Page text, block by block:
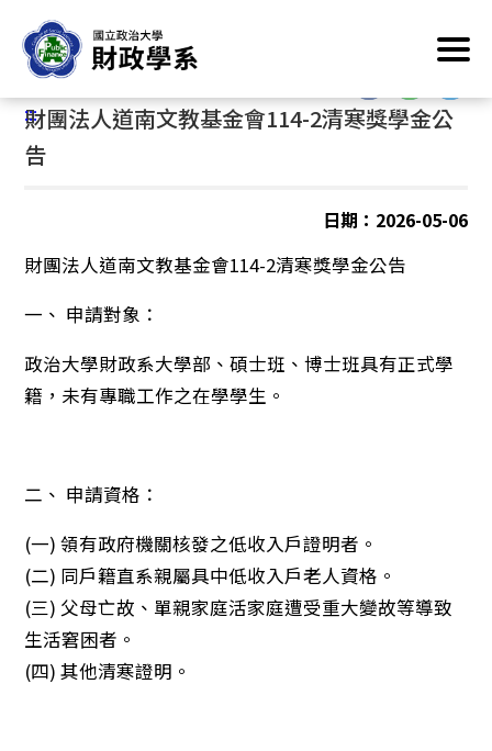
到
要
內
容
首頁
:::
:::
財團法人道南文教基金會114-2清寒獎學金公
告
日期：2026-05-06
財團法人道南文教基金會114-2清寒獎學金公告
一、 申請對象：
政治大學財政系大學部、碩士班、博士班具有正式學
籍，未有專職工作之在學學生。
二、 申請資格：
(一) 領有政府機關核發之低收入戶證明者。
(二) 同戶籍直系親屬具中低收入戶老人資格。
(三) 父母亡故、單親家庭活家庭遭受重大變故等導致
生活窘困者。
(四) 其他清寒證明。